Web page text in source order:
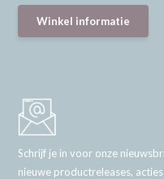
Winkel informatie
Schrijf je in voor onze
nieuwe productreleases,